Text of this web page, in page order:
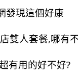
發現這個好康
雙人套餐,哪有
有用的好不好?